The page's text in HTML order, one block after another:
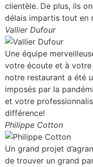
clientèle. De plus, ils
délais impartis tout en
Vallier Dufour
Une équipe
votre écoute et à
notre restaurant a été
imposés par la
et votre
différence!
Philippe Cotton
Un grand projet
de trouver un grand